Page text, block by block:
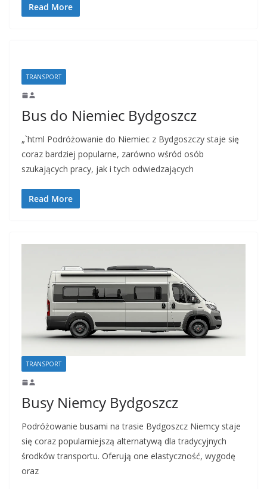
Read More
TRANSPORT
Bus do Niemiec Bydgoszcz
„`html Podróżowanie do Niemiec z Bydgoszczy staje się
coraz bardziej popularne, zarówno wśród osób
szukających pracy, jak i tych odwiedzających
Read More
TRANSPORT
Busy Niemcy Bydgoszcz
Podróżowanie busami na trasie Bydgoszcz Niemcy staje
się coraz popularniejszą alternatywą dla tradycyjnych
środków transportu. Oferują one elastyczność, wygodę
oraz